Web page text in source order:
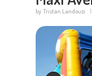
by Tristan Landouzi